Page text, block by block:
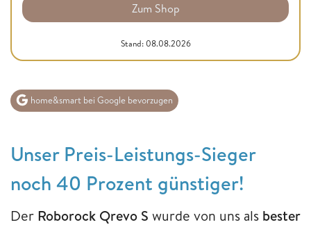
Zum Shop
Stand: 08.08.2026
home&smart bei Google bevorzugen
Unser Preis-Leistungs-Sieger
noch 40 Prozent günstiger!
Der Roborock Qrevo S wurde von uns als bester